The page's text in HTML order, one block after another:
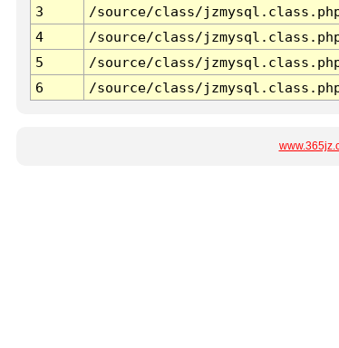
3
/source/class/
4
/source/class/
5
/source/class/
6
/source/class/